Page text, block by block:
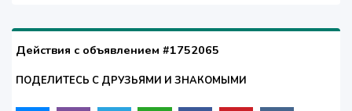
Действия с объявлением #1752065
ПОДЕЛИТЕСЬ С ДРУЗЬЯМИ И ЗНАКОМЫМИ